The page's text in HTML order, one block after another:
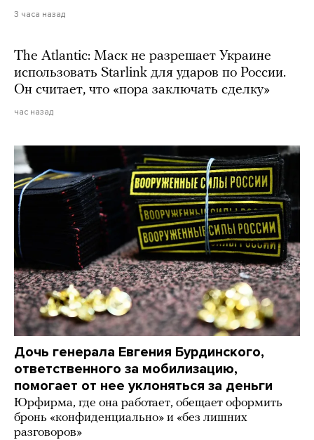
3 часа назад
The Atlantic: Маск не разрешает Украине
использовать Starlink для ударов по России.
Он считает, что «пора заключать сделку»
час назад
Дочь генерала Евгения Бурдинского,
ответственного за мобилизацию,
помогает от нее уклоняться за деньги
Юрфирма, где она работает, обещает оформить
бронь «конфиденциально» и «без лишних
разговоров»